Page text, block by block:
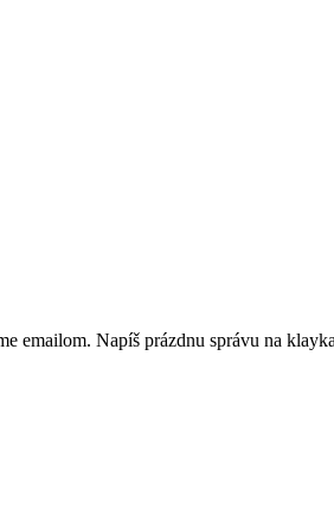
Napíš prázdnu správu na